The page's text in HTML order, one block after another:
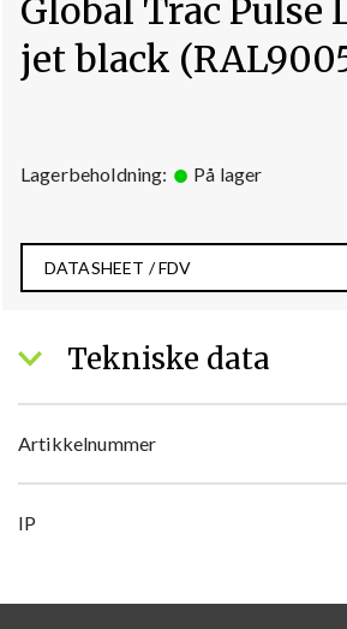
Global Trac Pulse
jet black
Lagerbeholdning: På lager
DATASHEET / FDV
Tekniske data
Artikkelnummer
IP